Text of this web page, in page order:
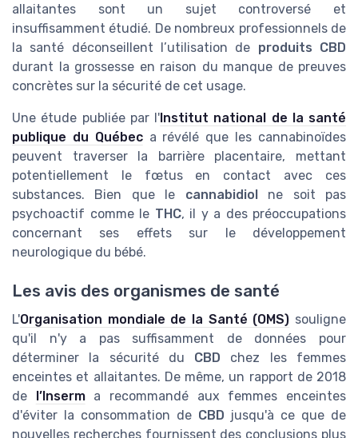
allaitantes sont un sujet controversé et
insuffisamment étudié. De nombreux professionnels de
la santé déconseillent l’utilisation de produits CBD
durant la grossesse en raison du manque de preuves
concrètes sur la sécurité de cet usage.
Une étude publiée par l'Institut national de la santé
publique du Québeca révélé que les cannabinoïdes
peuvent traverser la barrière placentaire, mettant
potentiellement le fœtus en contact avec ces
substances. Bien que le cannabidiolne soit pas
psychoactif comme le THC, il y a des préoccupations
concernant ses effets sur le développement
neurologique du bébé.
Les avis des organismes de santé
L'Organisation mondiale de la Santé (OMS) souligne
qu'il n'y a pas suffisamment de données pour
déterminer la sécurité du CBD chez les femmes
enceintes et allaitantes. De même, un rapport de 2018
de
l’Inserma recommandé aux femmes enceintes
d'éviter la consommation de CBD jusqu'à ce que de
nouvelles recherches fournissent des conclusions plus